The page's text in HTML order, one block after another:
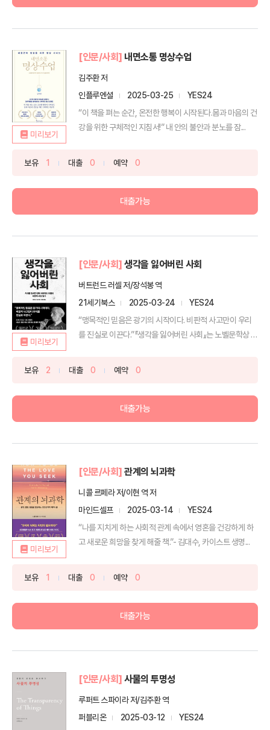
미리보기
[인문/사회] 내면소통 명상수업
김주환 저
인플루엔셜
2025-03-25
YES24
“이 책을 펴는 순간, 온전한 행복이 시작된다.몸과 마음의 건
강을 위한 구체적인 지침서!” 내 안의 불안과 분노를 잠...
보유 1 대출 0 예약 0
대출가능
미리보기
[인문/사회] 생각을 잃어버린 사회
버트런드 러셀 저/장석봉 역
21세기북스
2025-03-24
YES24
“맹목적인 믿음은 광기의 시작이다. 비판적 사고만이 우리
를 진실로 이끈다.”『생각을 잃어버린 사회』는 노벨문학상 수
보유 2 대출 0 예약 0
대출가능
미리보기
[인문/사회] 관계의 뇌과학
니콜 르페라 저/이현 역 저
마인드셀프
2025-03-14
YES24
“나를 지치게 하는 사회적 관계 속에서 영혼을 건강하게 하
고 새로운 희망을 찾게 해줄 책.”- 김대수, 카이스트 생명...
보유 1 대출 0 예약 0
대출가능
[인문/사회] 사물의 투명성
루퍼트 스파이라 저/김주환 역
퍼블리온
2025-03-12
YES24